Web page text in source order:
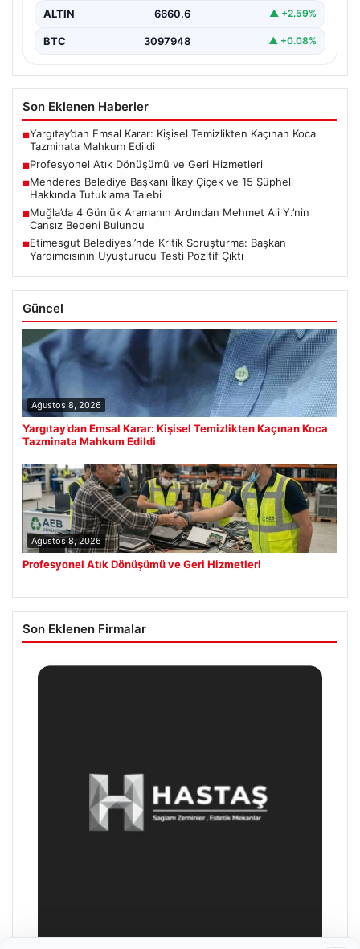
ALTIN 6660.6 ▲ +2.59%
BTC 3097948 ▲ +0.08%
Son Eklenen Haberler
■Yargıtay’dan Emsal Karar: Kişisel Temizlikten Kaçınan Koca
Tazminata Mahkum Edildi
■Profesyonel Atık Dönüşümü ve Geri Hizmetleri
■Menderes Belediye Başkanı İlkay Çiçek ve 15 Şüpheli
Hakkında Tutuklama Talebi
■Muğla’da 4 Günlük Aramanın Ardından Mehmet Ali Y.’nin
Cansız Bedeni Bulundu
■Etimesgut Belediyesi’nde Kritik Soruşturma: Başkan
Yardımcısının Uyuşturucu Testi Pozitif Çıktı
Güncel
Ağustos 8, 2026
Yargıtay’dan Emsal Karar: Kişisel Temizlikten Kaçınan Koca
Tazminata Mahkum Edildi
Ağustos 8, 2026
Profesyonel Atık Dönüşümü ve Geri Hizmetleri
Son Eklenen Firmalar